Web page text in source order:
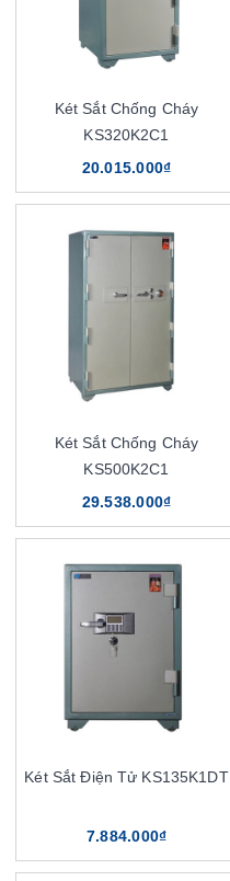
Két Sắt Chống Cháy
KS320K2C1
20.015.000₫
Két Sắt Chống Cháy
KS500K2C1
29.538.000₫
Két Sắt Điện Tử KS135K1DT
7.884.000₫